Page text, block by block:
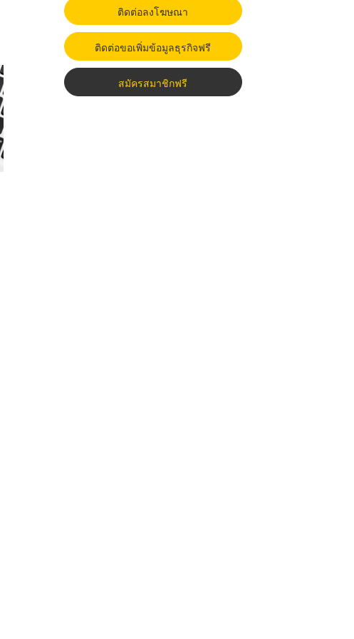
ติดต่อลงโฆษณา
ติดต่อขอเพิ่มข้อมูลธุรกิจฟรี
สมัครสมาชิกฟรี